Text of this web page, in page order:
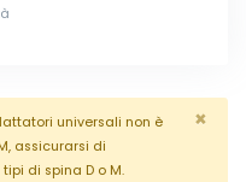
×
universali non è
assicurarsi di
di spina D o M.